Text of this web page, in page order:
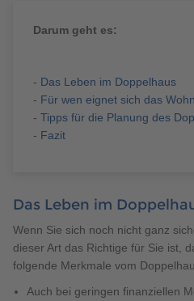
MUSTERHAUS FINDEN
Darum geht es:
- Das Leben im Doppelhaus
- Für wen eignet sich das
- Tipps für die Planung des
- Fazit
Das Leben im
Wenn Sie sich noch nicht ganz
dieser Art das Richtige für Sie ist,
folgende Merkmale vom
Auch bei geringen finanziellen